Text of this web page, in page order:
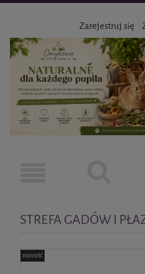
Zarejestruj się
STREFA GADÓW I
nowość